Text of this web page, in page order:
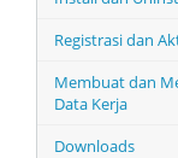
Registrasi dan
Membuat dan
Data Kerja
Downloads